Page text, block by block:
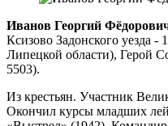
Иванов Георгий
Ксизово Задонского уезда -
Липецкой области), Герой
5503).
Из крестьян. Участник
Окончил курсы младших